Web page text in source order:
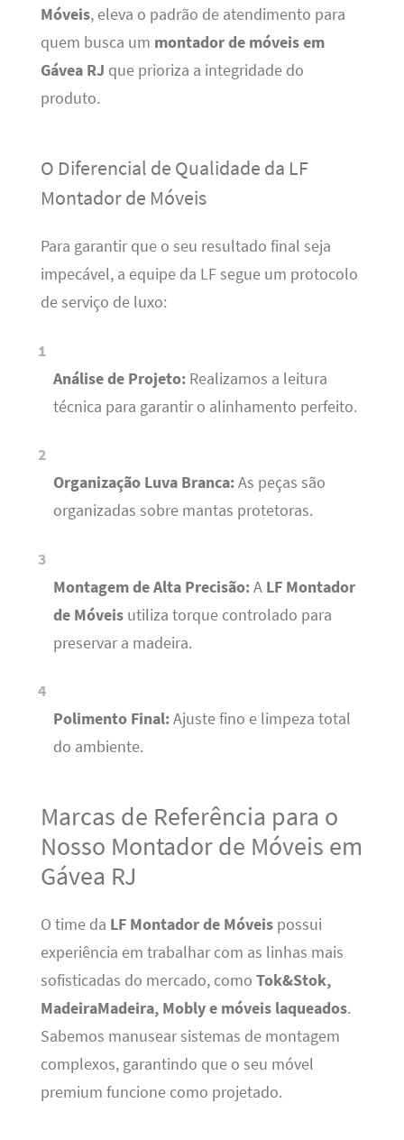
Móveis, eleva o padrão de atendimento para
quem busca um montador de móveis em
Gávea RJ que prioriza a integridade do
produto.
O Diferencial de Qualidade da LF
Montador de Móveis
Para garantir que o seu resultado final seja
impecável, a equipe da LF segue um protocolo
de serviço de luxo:
Análise de Projeto:Realizamos a leitura
técnica para garantir o alinhamento perfeito.
Organização Luva Branca:As peças são
organizadas sobre mantas protetoras.
Montagem de Alta Precisão:A LF Montador
de Móveisutiliza torque controlado para
preservar a madeira.
Polimento Final:Ajuste fino e limpeza total
do ambiente.
Marcas de Referência para o
Nosso Montador de Móveis em
Gávea RJ
O time da LF Montador de Móveispossui
experiência em trabalhar com as linhas mais
sofisticadas do mercado, como Tok&Stok,
MadeiraMadeira, Mobly e móveis laqueados.
Sabemos manusear sistemas de montagem
complexos, garantindo que o seu móvel
premium funcione como projetado.